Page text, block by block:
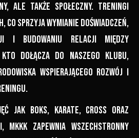
ale także społeczny. Treningi
co sprzyja wymianie doświadczeń,
i budowaniu relacji między
kto dołącza do naszego klubu,
wspierającego rozwój i
jak boks, karate, cross oraz
zapewnia wszechstronny